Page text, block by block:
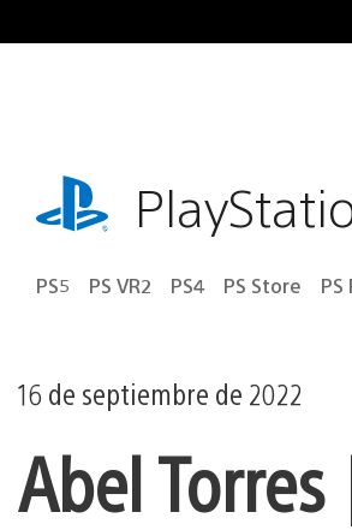
al
playstation.com
PS5 PS VR2 PS4 PS Store PS
16 de septiembre de 2022
Abel